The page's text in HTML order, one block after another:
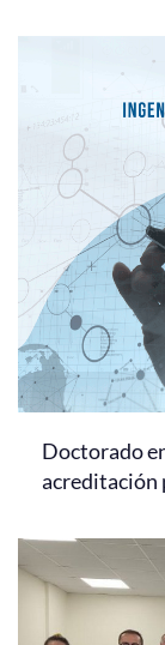
Doctorado
acreditación